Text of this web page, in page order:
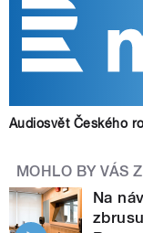
Audiosvět Českého
MOHLO BY VÁS
Na